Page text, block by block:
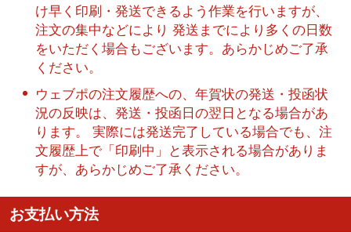
け早く印刷・発送できるよう作業を行いますが、
注文の集中などにより 発送までにより多くの日数
をいただく場合もございます。あらかじめご了承
ください。
ウェブポの注文履歴への、年賀状の発送・投函状
況の反映は、発送・投函日の翌日となる場合があ
ります。 実際には発送完了している場合でも、注
文履歴上で「印刷中」と表示される場合がありま
すが、あらかじめご了承ください。
お支払い方法